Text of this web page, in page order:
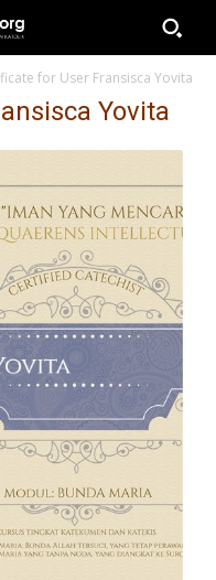
for User Fransisca Yovita
Yovita